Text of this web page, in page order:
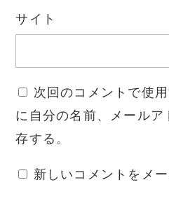
サイト
次回のコメントで使
に自分の名前、メールア
存する。
新しいコメントをメ